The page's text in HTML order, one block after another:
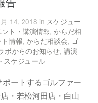
告
14, 2018 in スケジュー
ント・講演情報, からだ相
情報, からだ相談会, ゴ
ボからのお知らせ, 講演
スケジュール
ートするゴルファー
・若松河田店・白山